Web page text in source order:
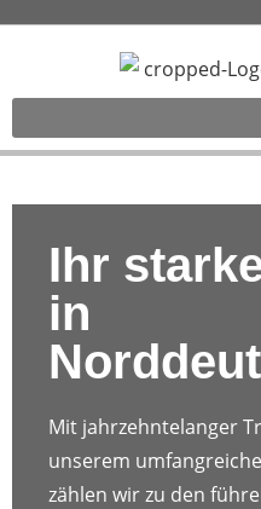
Ihr
in
Mit jahrzehntelanger
unserem
zählen wir zu den